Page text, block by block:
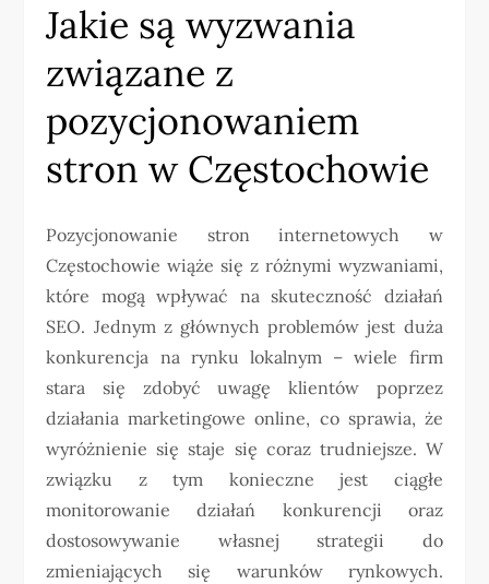
Jakie są wyzwania
związane z
pozycjonowaniem
stron w Częstochowie
Pozycjonowanie stron internetowych w
Częstochowie wiąże się z różnymi wyzwaniami,
które mogą wpływać na skuteczność działań
SEO. Jednym z głównych problemów jest duża
konkurencja na rynku lokalnym – wiele firm
stara się zdobyć uwagę klientów poprzez
działania marketingowe online, co sprawia, że
wyróżnienie się staje się coraz trudniejsze. W
związku z tym konieczne jest ciągłe
monitorowanie działań konkurencji oraz
dostosowywanie własnej strategii do
zmieniających się warunków rynkowych.